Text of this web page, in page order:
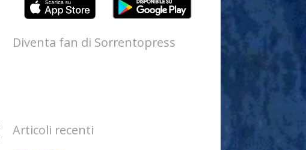
Diventa fan di Sorrentopress
Articoli recenti